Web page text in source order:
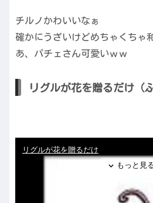
チルノかわいいなぁ
確かにうざいけどめちゃくちゃ
あ、パチェさん可愛いｗｗ
リグルが花を贈るだけ（